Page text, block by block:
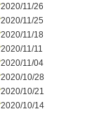
2020/11/26
2020/11/25
2020/11/18
2020/11/11
2020/11/04
2020/10/28
2020/10/21
2020/10/14